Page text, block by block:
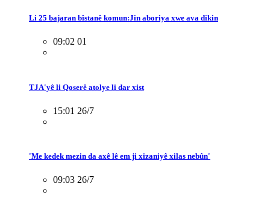
Li 25 bajaran bîstanê komun:Jin aboriya xwe ava dikin
09:02 01
TJA'yê li Qoserê atolye li dar xist
15:01 26/7
'Me kedek mezin da axê lê em ji xizaniyê xilas nebûn'
09:03 26/7